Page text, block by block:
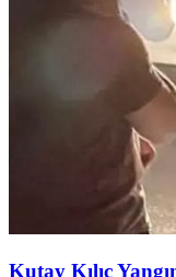
Kutay Kılıç